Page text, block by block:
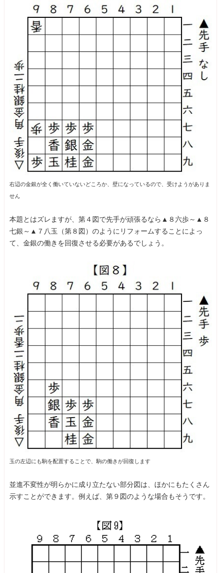
右辺の金銀が全く働いていないどころか、壁になっているので、受けようがありま
せん
本題とはズレますが、第４図で先手が頑張るなら▲８六歩～▲８
七銀～▲７八玉（第８図）のようにリフォームすることによっ
て、金銀の働きを回復させる必要があるでしょう。
玉の左辺にも駒を配置することで、駒の働きが回復します
並進不変性が明らかに成り立たない部分図は、ほかにもたくさん
示すことができます。例えば、第９図のような場合もそうです。